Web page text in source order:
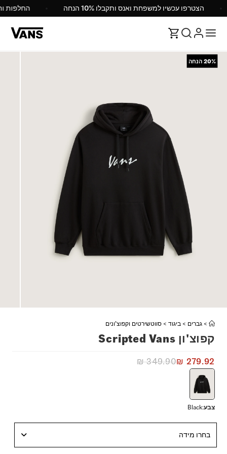
הצטרפו עכשיו למשפחת ואנס ותקבלו 10% הנחה
20% הנחה
> גברים > ביגוד > סווטשירטים וקפוצ'ונים
קפוצ'ון Scripted Vans
₪349.90₪ 279.92
צבע:
Black
בחרו מידה